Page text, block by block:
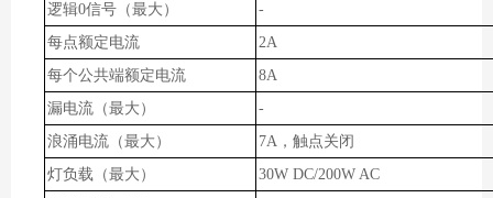
逻辑0信号（最大）
-
每点额定电流 2A
每个公共端额定电流
8A
漏电流（最大）
-
浪涌电流（最大）
7A， 触点关闭
灯负载（最大）
30W DC/200W AC